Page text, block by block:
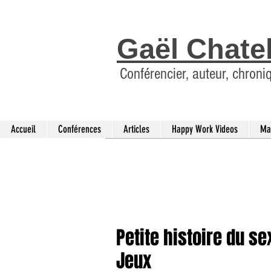
Gaël
Conférencier, auteur,
Accueil Conférences Articles Happy Work Videos
Petite histoire du
Jeux